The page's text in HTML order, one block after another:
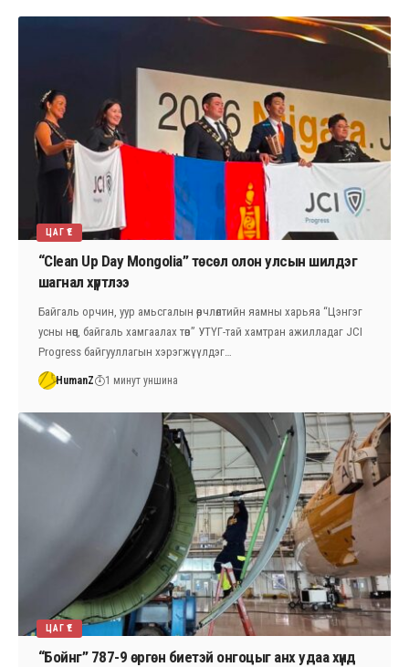
ЦАГ ҮЕ
“Clean Up Day Mongolia” төсөл олон улсын шилдэг
шагнал хүртлээ
Байгаль орчин, уур амьсгалын өөрчлөлтийн яамны харьяа “Цэнгэг
усны нөөц, байгаль хамгаалах төв” УТҮГ-тай хамтран ажилладаг JCI
Progress байгууллагын хэрэгжүүлдэг…
HumanZ 1 минут уншина
ЦАГ ҮЕ
“Бойнг” 787-9 өргөн биетэй онгоцыг анх удаа хүнд